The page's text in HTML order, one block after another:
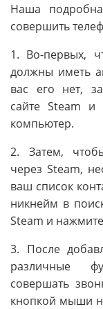
Наша
совершить
1. Во-первых,
должны иметь
вас его нет,
сайте Steam и
компьютер.
2. Затем,
через Steam,
ваш список
никнейм в
Steam и
3. После
различные
совершать
кнопкой мыши